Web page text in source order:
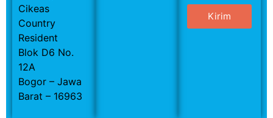
Cikeas
Country
Resident
Blok D6 No.
12A
Bogor – Jawa
Barat – 16963
Kirim